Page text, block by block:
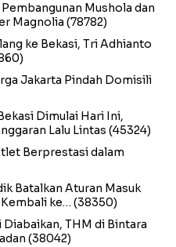
Mushola dan
Magnolia (78782)
ke Bekasi, Tri Adhianto
Jakarta Pindah Domisili
Dimulai Hari Ini,
Lalu Lintas (45324)
Berprestasi dalam
Batalkan Aturan Masuk
ke… (38350)
THM di Bintara
(38042)